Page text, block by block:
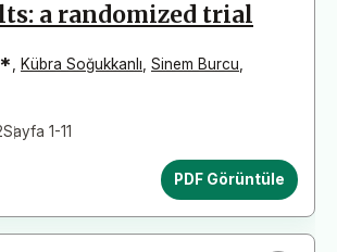
a randomized trial
* Kübra Soğukkanlı Sinem Burcu
Sayfa 1-11
PDF Görüntüle